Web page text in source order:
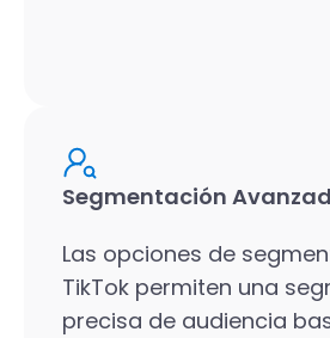
Segmentación
Las opciones de
TikTok permiten una
precisa de audiencia